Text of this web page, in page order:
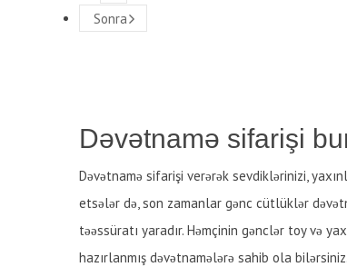
Sonra
Dəvətnamə sifarişi
Dəvətnamə sifarişi verərək sevdiklərinizi,
etsələr də, son zamanlar gənc cütlüklər
təəssüratı yaradır. Həmçinin gənclər toy və
hazırlanmış dəvətnamələrə sahib ola bilərsiniz.